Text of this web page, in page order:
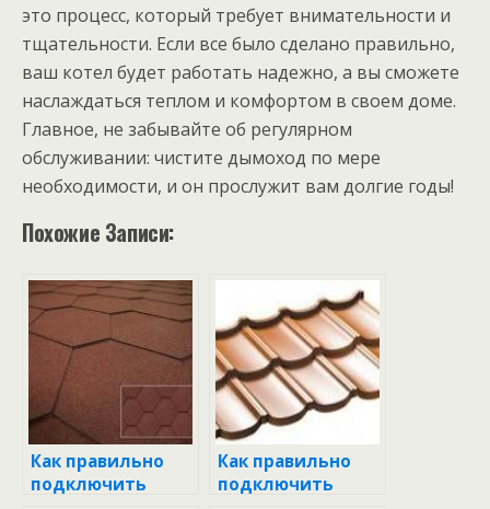
это процесс, который требует внимательности и
тщательности. Если все было сделано правильно,
ваш котел будет работать надежно, а вы сможете
наслаждаться теплом и комфортом в своем доме.
Главное, не забывайте об регулярном
обслуживании: чистите дымоход по мере
необходимости, и он прослужит вам долгие годы!
Похожие Записи:
Как правильно
подключить
Как правильно
подключить